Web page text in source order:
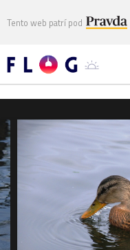
Tento web patrí pod